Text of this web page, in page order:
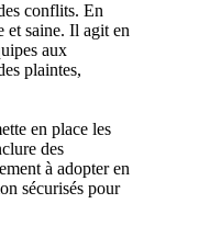
conflits. En
et saine. Il agit en
aux
plaintes,
en place les
des
à adopter en
sécurisés pour